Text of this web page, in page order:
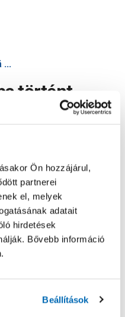
Ön hozzájárul,
partnerei
el, melyek
adatait
hirdetések
Bővebb információ
Beállítások
...
történt